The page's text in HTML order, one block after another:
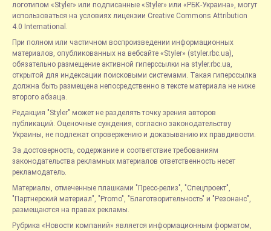
логотипом «Styler» или подписанные «Styler» или «РБК-Украина», могут
использоваться на условиях лицензии Creative Commons Attribution
4.0 International.
При полном или частичном воспроизведении информационных
материалов, опубликованных на вебсайте «Styler» (styler.rbc.ua),
обязательно размещение активной гиперссылки на styler.rbc.ua,
открытой для индексации поисковыми системами. Такая гиперссылка
должна быть размещена непосредственно в тексте материала не ниже
второго абзаца.
Редакция "Styler" может не разделять точку зрения авторов
публикаций. Оценочные суждения, согласно законодательству
Украины, не подлежат опровержению и доказыванию их правдивости.
За достоверность, содержание и соответствие требованиям
законодательства рекламных материалов ответственность несет
рекламодатель.
Материалы, отмеченные плашками "Пресс-релиз", "Спецпроект",
"Партнерский материал", "Promo", "Благотворительность" и "Резонанс",
размещаются на правах рекламы.
Рубрика «Новости компаний» является информационным форматом,